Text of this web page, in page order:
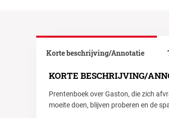
Korte beschrijving/Annotatie
KORTE BESCHRIJVING/
Prentenboek over Gaston, die zich
moeite doen, blijven proberen en de